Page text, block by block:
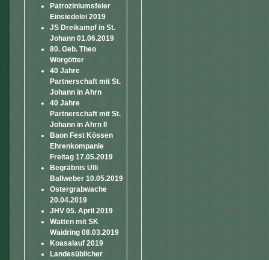
Patroziniumsfeier
Einsiedelei 2019
JS Dreikampf in St.
Johann 01.06.2019
80. Geb. Theo
Wörgötter
40 Jahre
Partnerschaft mit St.
Johann in Ahrn
40 Jahre
Partnerschaft mit St.
Johann in Ahrn II
Baon Fest Kössen
Ehrenkompanie
Freitag 17.05.2019
Begräbnis Ulli
Ballweber 10.05.2019
Ostergrabwache
20.04.2019
JHV 05. April 2019
Watten mit SK
Waidring 08.03.2019
Koasalauf 2019
Landesüblicher